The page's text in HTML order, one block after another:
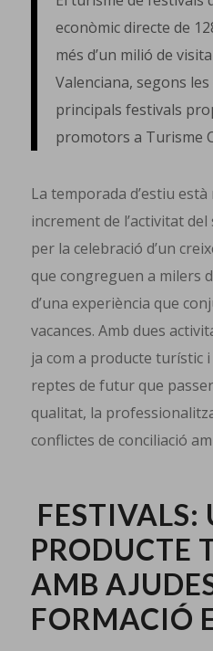
econòmic directe de
més d’un milió de
Valenciana, segons
principals festivals
promotors a Turisme
La temporada d’estiu
increment de l’activitat
per la celebració d’un
que congreguen a milers
d’una experiència que
vacances. Amb dues
ja com a producte turístic
reptes de futur que
qualitat, la
conflictes de conciliació
FESTIVALS:
PRODUCTE
AMB
FORMACIÓ